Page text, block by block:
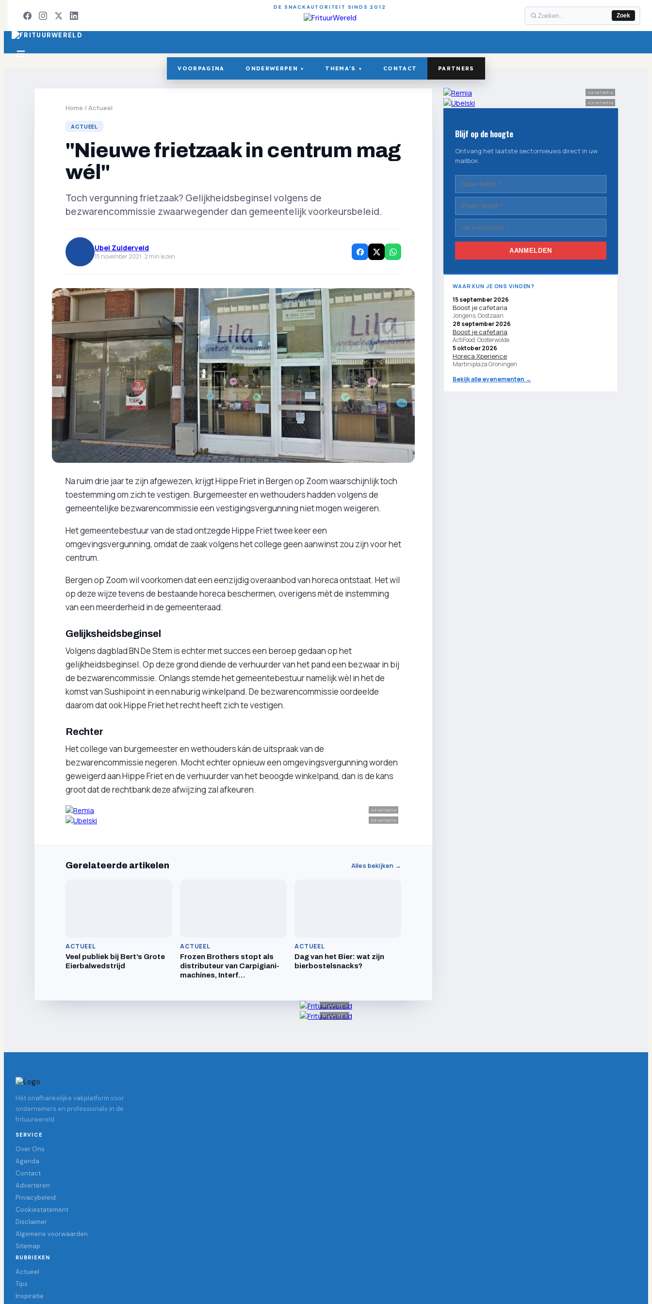
DE SNACKAUTORITEIT SINDS 2012
Zoek
VOORPAGINA ONDERWERPEN ▾ THEMA'S ▾ CONTACT PARTNERS
Home /Actueel
ACTUEEL
"Nieuwe frietzaak in centrum mag
wél"
Toch vergunning frietzaak? Gelijkheidsbeginsel volgens de
bezwarencommissie zwaarwegender dan gemeentelijk voorkeursbeleid.
Ubel Zuiderveld
15 november 2021 ·2 min lezen
Na ruim drie jaar te zijn afgewezen, krijgt Hippe Friet in Bergen op Zoom waarschijnlijk toch
toestemming om zich te vestigen. Burgemeester en wethouders hadden volgens de
gemeentelijke bezwarencommissie een vestigingsvergunning niet mogen weigeren.
Het gemeentebestuur van de stad ontzegde Hippe Friet twee keer een
omgevingsvergunning, omdat de zaak volgens het college geen aanwinst zou zijn voor het
centrum.
Bergen op Zoom wil voorkomen dat een eenzijdig overaanbod van horeca ontstaat. Het wil
op deze wijze tevens de bestaande horeca beschermen, overigens mèt de instemming
van een meerderheid in de gemeenteraad.
Gelijksheidsbeginsel
Volgens dagblad BN De Stem is echter met succes een beroep gedaan op het
gelijkheidsbeginsel. Op deze grond diende de verhuurder van het pand een bezwaar in bij
de bezwarencommissie. Onlangs stemde het gemeentebestuur namelijk wèl in het de
komst van Sushipoint in een naburig winkelpand. De bezwarencommissie oordeelde
daarom dat ook Hippe Friet het recht heeft zich te vestigen.
Rechter
Het college van burgemeester en wethouders kán de uitspraak van de
bezwarencommissie negeren. Mocht echter opnieuw een omgevingsvergunning worden
geweigerd aan Hippe Friet en de verhuurder van het beoogde winkelpand, dan is de kans
groot dat de rechtbank deze afwijzing zal afkeuren.
Advertentie
Advertentie
Gerelateerde artikelen Alles bekijken →
ACTUEEL
Veel publiek bij Bert’s Grote
Eierbalwedstrijd
ACTUEEL
Frozen Brothers stopt als
distributeur van Carpigiani-
machines, Interf…
ACTUEEL
Dag van het Bier: wat zijn
bierbostelsnacks?
Advertentie
Advertentie
Blijf op de hoogte
Ontvang het laatste sectornieuws direct in uw
mailbox.
AANMELDEN
WAAR KUN JE ONS VINDEN?
15 september 2026
Boost je cafetaria
Jongens, Oostzaan
28 september 2026
Boost je cafetaria
ActiFood, Oosterwolde
5 oktober 2026
Horeca Xperience
Martiniplaza Groningen
Bekijk alle evenementen →
Advertentie
Advertentie
Hét onafhankelijke vakplatform voor
ondernemers en professionals in de
frituurwereld.
SERVICE
Over Ons
Agenda
Contact
Adverteren
Privacybeleid
Cookiestatement
Disclaimer
Algemene voorwaarden
Sitemap
RUBRIEKEN
Actueel
Tips
Inspiratie